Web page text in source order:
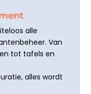
alle
Van
tot tafels en
alles wordt